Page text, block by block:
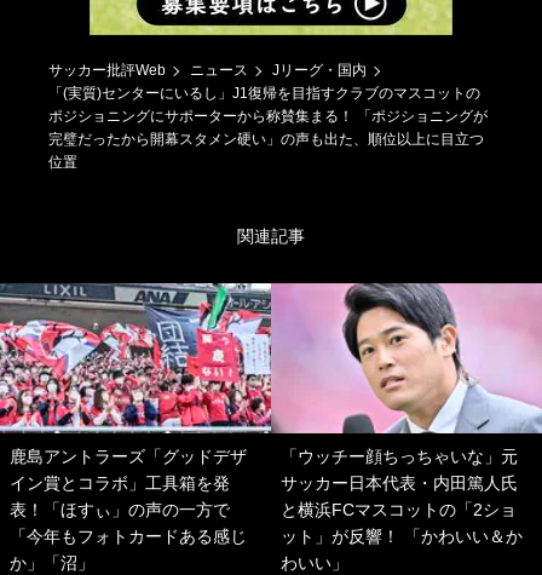
サッカー批評Web ニュース
Jリーグ・国内
「(実質)センターにいるし」J1復帰を目指すクラブのマスコットの
ポジショニングにサポーターから称賛集まる！ 「ポジショニングが
完璧だったから開幕スタメン硬い」の声も出た、順位以上に目立つ
位置
関連記事
鹿島アントラーズ「グッドデザ
イン賞とコラボ」工具箱を発
表！「ほすぃ」の声の一方で
「今年もフォトカードある感じ
か」「沼」
「ウッチー顔ちっちゃいな」元
サッカー日本代表・内田篤人氏
と横浜FCマスコットの「2ショ
ット」が反響！ 「かわいい＆か
わいい」